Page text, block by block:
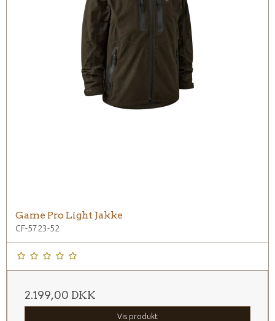
Game Pro Light Jakke
CF-5723-52
2.199,00 DKK
Vis produkt